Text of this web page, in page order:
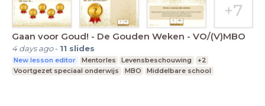
Gaan voor Goud! - De Gouden Weken - VO/(V)MBO
4 days ago- 11 slides
New lesson editor Mentorles Levensbeschouwing
+2
Voortgezet speciaal onderwijs
MBO Middelbare school